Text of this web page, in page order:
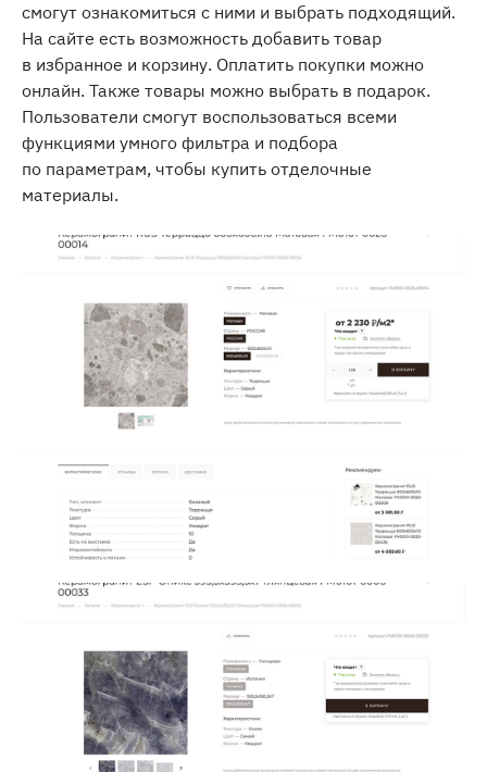
смогут ознакомиться с ними и выбрать подходящий.
На сайте есть возможность добавить товар
в избранное и корзину. Оплатить покупки можно
онлайн. Также товары можно выбрать в подарок.
Пользователи смогут воспользоваться всеми
функциями умного фильтра и подбора
по параметрам, чтобы купить отделочные
материалы.